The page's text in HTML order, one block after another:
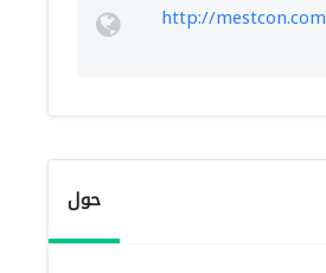
http://mestcon.com
حول